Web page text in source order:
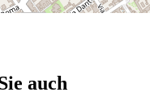
auch